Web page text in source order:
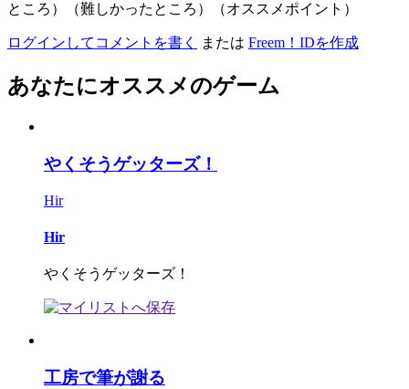
ところ）（難しかったところ）（オススメポイント）
ログインしてコメントを書く または Freem！IDを作成
あなたにオススメのゲーム
やくそうゲッターズ！
Hir
Hir
やくそうゲッターズ！
工房で筆が謝る